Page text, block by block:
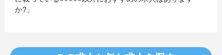
か?」